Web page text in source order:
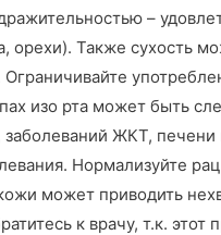
–
орехи). Также сухость
Ограничивайте
изо рта может быть
заболеваний ЖКТ,
Нормализуйте
может приводить
к врачу, т.к.